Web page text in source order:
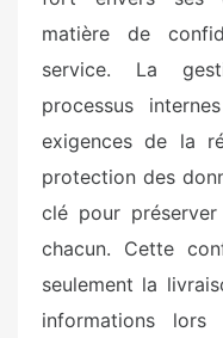
matière de
service. La
processus
exigences de la
protection des
clé pour
chacun. Cette
seulement la
informations